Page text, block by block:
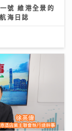
號 維港全景的
海日誌